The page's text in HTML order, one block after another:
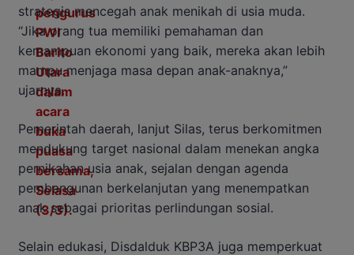
strategis mencegah anak menikah di usia muda.
“Jika orang tua memiliki pemahaman dan
kemampuan ekonomi yang baik, mereka akan lebih
mampu menjaga masa depan anak-anaknya,”
ujarnya.
Pemerintah daerah, lanjut Silas, terus berkomitmen
mendukung target nasional dalam menekan angka
pernikahan usia anak, sejalan dengan agenda
pembangunan berkelanjutan yang menempatkan
anak sebagai prioritas perlindungan sosial.
Selain edukasi, Disdalduk KBP3A juga memperkuat